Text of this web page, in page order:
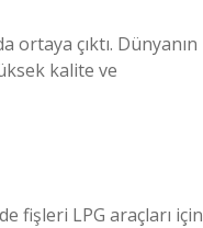
ortaya çıktı. Dünyanın
kalite ve
fişleri LPG araçları için